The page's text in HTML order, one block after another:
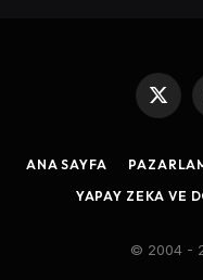
X
ANA SAYFA
YAPAY ZEKA VE
© 2004 -